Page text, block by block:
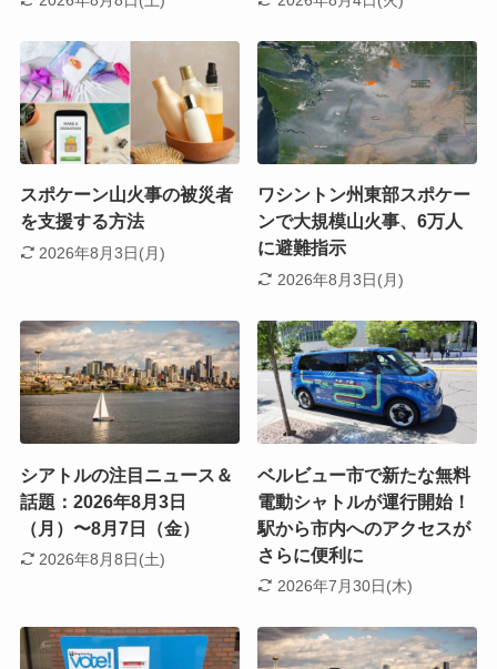
スポケーン山火事の被災者
を支援する方法
2026年8月3日(月)
ワシントン州東部スポケー
ンで大規模山火事、6万人
に避難指示
2026年8月3日(月)
シアトルの注目ニュース＆
話題：2026年8月3日
（月）〜8月7日（金）
2026年8月8日(土)
ベルビュー市で新たな無料
電動シャトルが運行開始！
駅から市内へのアクセスが
さらに便利に
2026年7月30日(木)